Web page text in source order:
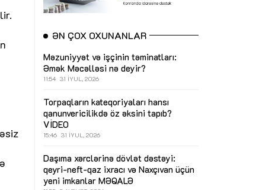
ƏN ÇOX OXUNANLAR
Məzuniyyət və işçinin təminatları:
Əmək Məcəlləsi nə deyir?
11:54 31 İYUL, 2026
Torpaqların kateqoriyaları hansı
qanunvericilikdə öz əksini tapıb?
VİDEO
15:46 31 İYUL, 2026
Daşıma xərclərinə dövlət dəstəyi:
qeyri-neft-qaz ixracı və Naxçıvan üçün
yeni imkanlar MƏQALƏ